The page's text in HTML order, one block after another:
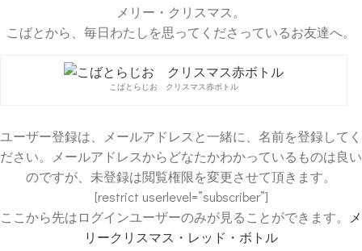
メリー・クリスマス。
こばとから、毎日わたしを思ってくださっているお友達へ。
こばとらじお クリスマス赤ボトル
ユーザー登録は、メールアドレスと一緒に、名前を登録してく
ださい。メールアドレスからどなたかわかっているものは良い
のですが、未登録は閲覧権限を変更させて頂きます。
[restrict userlevel=”subscriber”]
ここから先はログインユーザーのみが見ることができます。 メ
リークリスマス・レッド・ボトル